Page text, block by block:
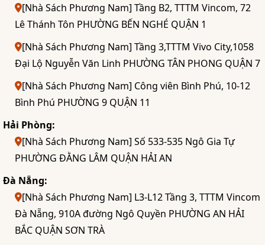
[Nhà Sách Phương Nam] Tầng B2, TTTM Vincom, 72
Lê Thánh Tôn PHƯỜNG BẾN NGHÉ QUẬN 1
[Nhà Sách Phương Nam] Tầng 3,TTTM Vivo City,1058
Đại Lộ Nguyễn Văn Linh PHƯỜNG TÂN PHONG QUẬN 7
[Nhà Sách Phương Nam] Công viên Bình Phú, 10-12
Bình Phú PHƯỜNG 9 QUẬN 11
Hải Phòng:
[Nhà Sách Phương Nam] Số 533-535 Ngô Gia Tự
PHƯỜNG ĐẰNG LÂM QUẬN HẢI AN
Đà Nẵng:
[Nhà Sách Phương Nam] L3-L12 Tầng 3, TTTM Vincom
Đà Nẵng, 910A đường Ngô Quyền PHƯỜNG AN HẢI
BẮC QUẬN SƠN TRÀ